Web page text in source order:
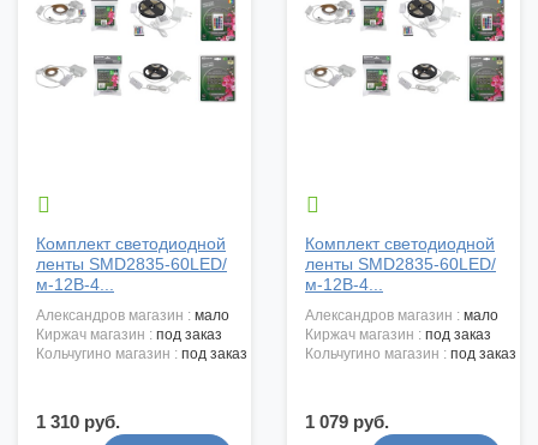

Комплект светодиодной
ленты SMD2835-60LED/
м-12В-4...
александров магазин : мало
киржач магазин : под заказ
кольчугино магазин : под заказ
1 310 руб.

Комплект светодиодной
ленты SMD2835-60LED/
м-12В-4...
александров магазин : мало
киржач магазин : под заказ
кольчугино магазин : под заказ
1 079 руб.